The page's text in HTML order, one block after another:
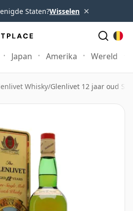
Staten?Wisselen ×
Japan Amerika Wereld
Whisky/Glenlivet 12 jaar oud St.